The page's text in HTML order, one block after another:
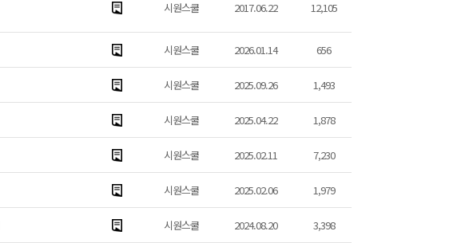
시원스쿨 2017.06.22 12,105
시원스쿨 2026.01.14 656
시원스쿨 2025.09.26 1,493
시원스쿨 2025.04.22 1,878
시원스쿨 2025.02.11 7,230
시원스쿨 2025.02.06 1,979
시원스쿨 2024.08.20 3,398